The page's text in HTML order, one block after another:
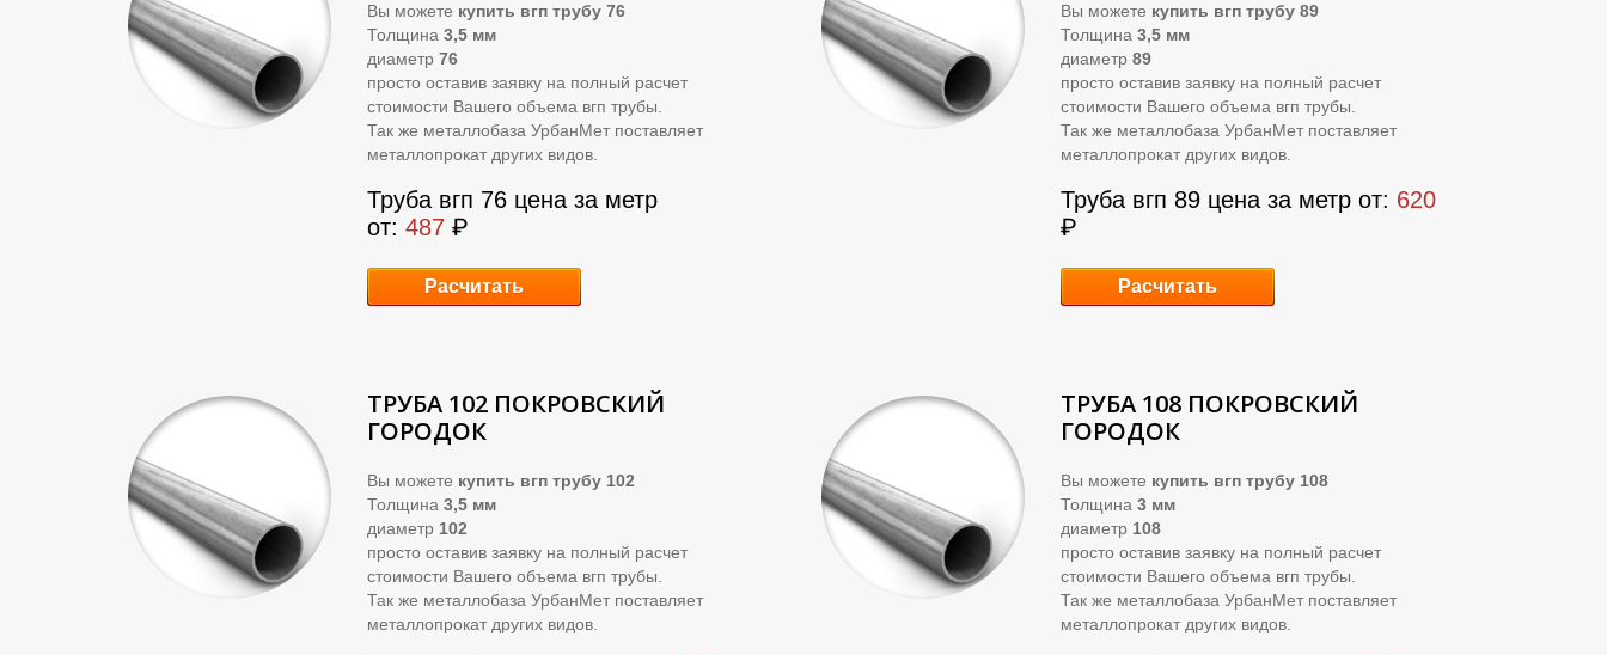
Вы можете купить вгп трубу 76
Толщина 3,5 мм
диаметр 76
просто оставив заявку на полный расчет
стоимости Вашего объема вгп трубы.
Так же металлобаза УрбанМет поставляет
металлопрокат других видов.
Труба вгп 76 цена за метр
от: 487 ₽
Расчитать
Вы можете купить вгп трубу 89
Толщина 3,5 мм
диаметр 89
просто оставив заявку на полный расчет
стоимости Вашего объема вгп трубы.
Так же металлобаза УрбанМет поставляет
металлопрокат других видов.
Труба вгп 89 цена за метр от: 620
₽
Расчитать
ТРУБА 102 ПОКРОВСКИЙ
ГОРОДОК
Вы можете купить вгп трубу 102
Толщина 3,5 мм
диаметр 102
просто оставив заявку на полный расчет
стоимости Вашего объема вгп трубы.
Так же металлобаза УрбанМет поставляет
металлопрокат других видов.
ТРУБА 108 ПОКРОВСКИЙ
ГОРОДОК
Вы можете купить вгп трубу 108
Толщина 3 мм
диаметр 108
просто оставив заявку на полный расчет
стоимости Вашего объема вгп трубы.
Так же металлобаза УрбанМет поставляет
металлопрокат других видов.